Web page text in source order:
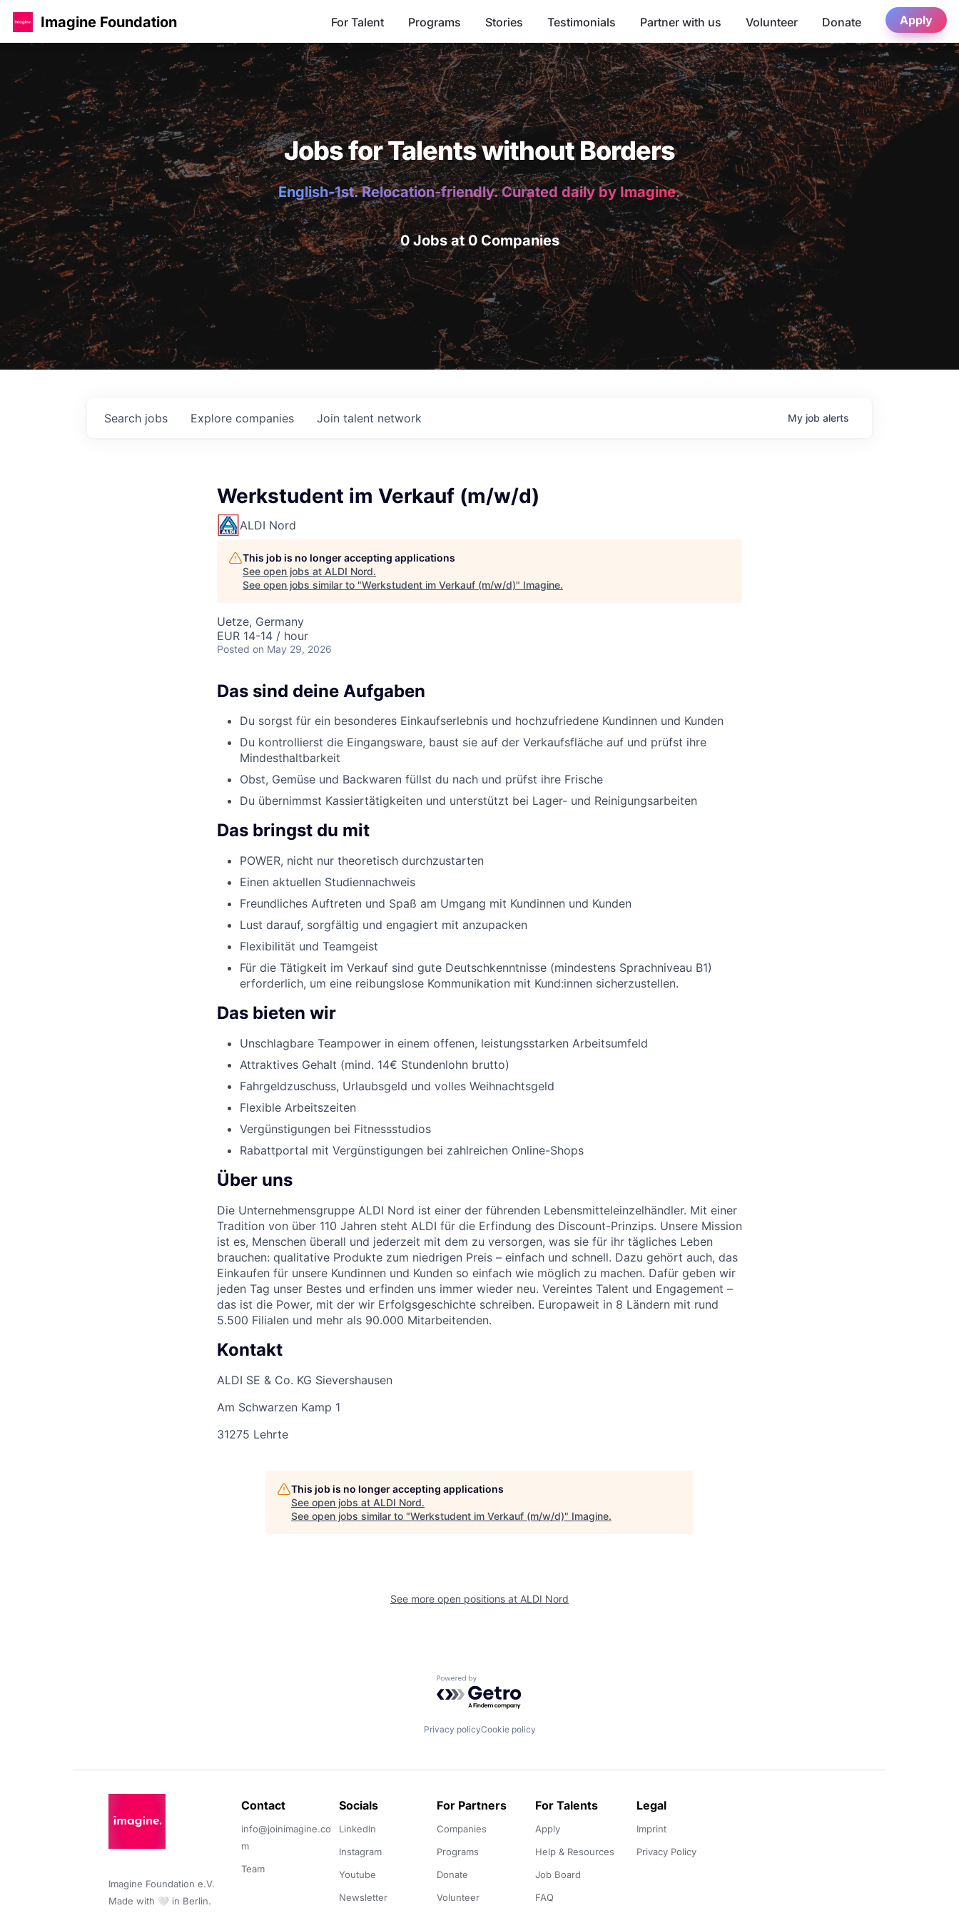
Imagine Foundation For Talent Programs Stories Testimonials Partner with us Volunteer Donate Apply
Jobs for Talents without Borders
English-1st. Relocation-friendly. Curated daily by Imagine.
0 Jobs at 0 Companies
Search jobs Explore companies Join talent network My job alerts
Werkstudent im Verkauf (m/w/d)
ALDI Nord
This job is no longer accepting applications
See open jobs at ALDI Nord.
See open jobs similar to "Werkstudent im Verkauf (m/w/d)" Imagine.
Uetze, Germany
EUR 14-14 / hour
Posted on May 29, 2026
Das sind deine Aufgaben
Du sorgst für ein besonderes Einkaufserlebnis und hochzufriedene Kundinnen und Kunden
Du kontrollierst die Eingangsware, baust sie auf der Verkaufsfläche auf und prüfst ihre
Mindesthaltbarkeit
Obst, Gemüse und Backwaren füllst du nach und prüfst ihre Frische
Du übernimmst Kassiertätigkeiten und unterstützt bei Lager- und Reinigungsarbeiten
Das bringst du mit
POWER, nicht nur theoretisch durchzustarten
Einen aktuellen Studiennachweis
Freundliches Auftreten und Spaß am Umgang mit Kundinnen und Kunden
Lust darauf, sorgfältig und engagiert mit anzupacken
Flexibilität und Teamgeist
Für die Tätigkeit im Verkauf sind gute Deutschkenntnisse (mindestens Sprachniveau B1)
erforderlich, um eine reibungslose Kommunikation mit Kund:innen sicherzustellen.
Das bieten wir
Unschlagbare Teampower in einem offenen, leistungsstarken Arbeitsumfeld
Attraktives Gehalt (mind. 14€ Stundenlohn brutto)
Fahrgeldzuschuss, Urlaubsgeld und volles Weihnachtsgeld
Flexible Arbeitszeiten
Vergünstigungen bei Fitnessstudios
Rabattportal mit Vergünstigungen bei zahlreichen Online-Shops
Über uns
Die Unternehmensgruppe ALDI Nord ist einer der führenden Lebensmitteleinzelhändler. Mit einer
Tradition von über 110 Jahren steht ALDI für die Erfindung des Discount-Prinzips. Unsere Mission
ist es, Menschen überall und jederzeit mit dem zu versorgen, was sie für ihr tägliches Leben
brauchen: qualitative Produkte zum niedrigen Preis – einfach und schnell. Dazu gehört auch, das
Einkaufen für unsere Kundinnen und Kunden so einfach wie möglich zu machen. Dafür geben wir
jeden Tag unser Bestes und erfinden uns immer wieder neu. Vereintes Talent und Engagement –
das ist die Power, mit der wir Erfolgsgeschichte schreiben. Europaweit in 8 Ländern mit rund
5.500 Filialen und mehr als 90.000 Mitarbeitenden.
Kontakt
ALDI SE & Co. KG Sievershausen
Am Schwarzen Kamp 1
31275 Lehrte
This job is no longer accepting applications
See open jobs at ALDI Nord.
See open jobs similar to "Werkstudent im Verkauf (m/w/d)" Imagine.
See more open positions at ALDI Nord
Powered by Getro.com
Privacy policyCookie policy
Imagine Foundation e.V.
Made with 🤍 in Berlin.
Contact
info@joinimagine.co
m
Team
Socials
LinkedIn
Instagram
Youtube
Newsletter
For Partners
Companies
Programs
Donate
Volunteer
For Talents
Apply
Help & Resources
Job Board
FAQ
Legal
Imprint
Privacy Policy